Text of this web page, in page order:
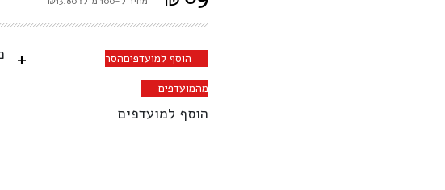
+ הוסף למועדפיםהסר
מהמועדפים
הוסף למועדפים